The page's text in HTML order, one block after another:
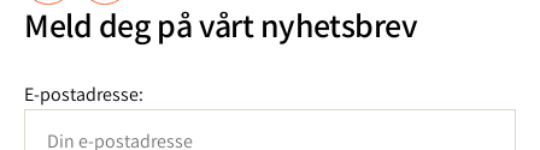
Meld deg på vårt nyhetsbrev
E-postadresse: